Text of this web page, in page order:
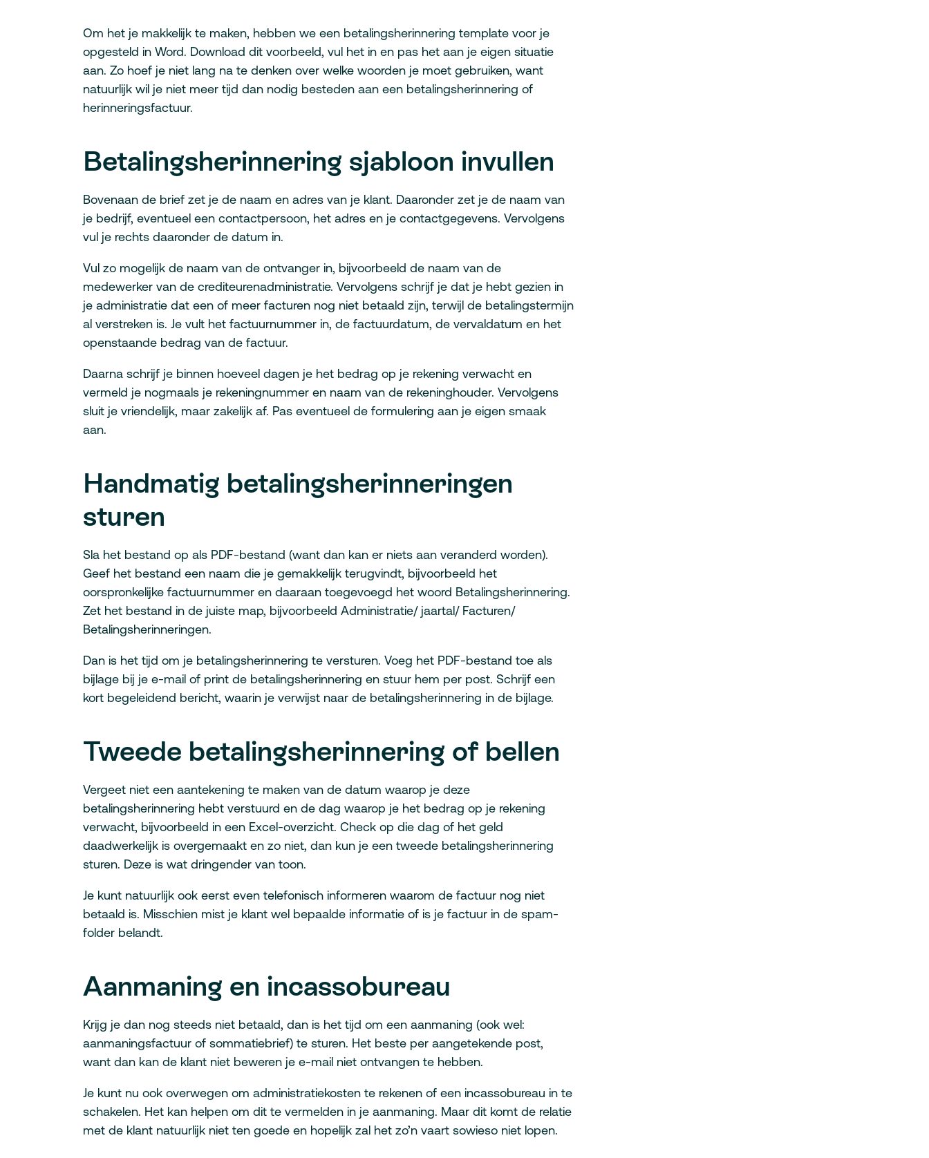
Om het je makkelijk te maken, hebben we een betalingsherinnering template voor je
opgesteld in Word. Download dit voorbeeld, vul het in en pas het aan je eigen situatie
aan. Zo hoef je niet lang na te denken over welke woorden je moet gebruiken, want
natuurlijk wil je niet meer tijd dan nodig besteden aan een betalingsherinnering of
herinneringsfactuur.
Betalingsherinnering sjabloon invullen
Bovenaan de brief zet je de naam en adres van je klant. Daaronder zet je de naam van
je bedrijf, eventueel een contactpersoon, het adres en je contactgegevens. Vervolgens
vul je rechts daaronder de datum in.
Vul zo mogelijk de naam van de ontvanger in, bijvoorbeeld de naam van de
medewerker van de crediteurenadministratie. Vervolgens schrijf je dat je hebt gezien in
je administratie dat een of meer facturen nog niet betaald zijn, terwijl de betalingstermijn
al verstreken is. Je vult het factuurnummer in, de factuurdatum, de vervaldatum en het
openstaande bedrag van de factuur.
Daarna schrijf je binnen hoeveel dagen je het bedrag op je rekening verwacht en
vermeld je nogmaals je rekeningnummer en naam van de rekeninghouder. Vervolgens
sluit je vriendelijk, maar zakelijk af. Pas eventueel de formulering aan je eigen smaak
aan.
Handmatig betalingsherinneringen
sturen
Sla het bestand op als PDF-bestand (want dan kan er niets aan veranderd worden).
Geef het bestand een naam die je gemakkelijk terugvindt, bijvoorbeeld het
oorspronkelijke factuurnummer en daaraan toegevoegd het woord Betalingsherinnering.
Zet het bestand in de juiste map, bijvoorbeeld Administratie/ jaartal/ Facturen/
Betalingsherinneringen.
Dan is het tijd om je betalingsherinnering te versturen. Voeg het PDF-bestand toe als
bijlage bij je e-mail of print de betalingsherinnering en stuur hem per post. Schrijf een
kort begeleidend bericht, waarin je verwijst naar de betalingsherinnering in de bijlage.
Tweede betalingsherinnering of bellen
Vergeet niet een aantekening te maken van de datum waarop je deze
betalingsherinnering hebt verstuurd en de dag waarop je het bedrag op je rekening
verwacht, bijvoorbeeld in een Excel-overzicht. Check op die dag of het geld
daadwerkelijk is overgemaakt en zo niet, dan kun je een tweede betalingsherinnering
sturen. Deze is wat dringender van toon.
Je kunt natuurlijk ook eerst even telefonisch informeren waarom de factuur nog niet
betaald is. Misschien mist je klant wel bepaalde informatie of is je factuur in de spam-
folder belandt.
Aanmaning en incassobureau
Krijg je dan nog steeds niet betaald, dan is het tijd om een aanmaning (ook wel:
aanmaningsfactuur of sommatiebrief) te sturen. Het beste per aangetekende post,
want dan kan de klant niet beweren je e-mail niet ontvangen te hebben.
Je kunt nu ook overwegen om administratiekosten te rekenen of een incassobureau in te
schakelen. Het kan helpen om dit te vermelden in je aanmaning. Maar dit komt de relatie
met de klant natuurlijk niet ten goede en hopelijk zal het zo’n vaart sowieso niet lopen.